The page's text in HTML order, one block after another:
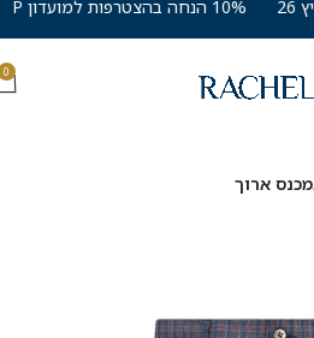
0
מכנס ארוך
10% הנחה בהצטרפות למועדון VIP